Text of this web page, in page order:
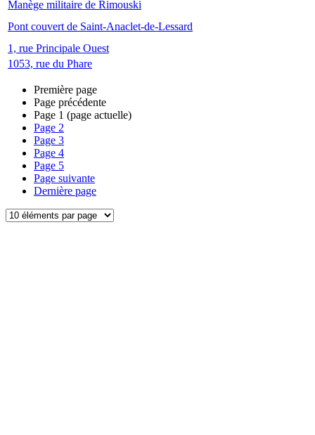
Manège militaire de Rimouski
Pont couvert de Saint-Anaclet-de-Lessard
1, rue Principale Ouest
1053, rue du Phare
Première page
Page précédente
Page 1 (page actuelle)
Page 2
Page 3
Page 4
Page 5
Page suivante
Dernière page